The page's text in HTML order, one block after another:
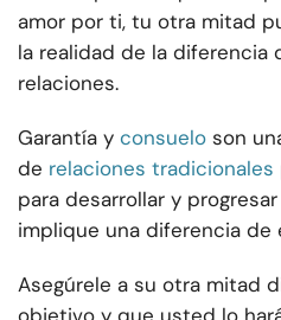
amor por ti, tu otra mitad
la realidad de la diferencia
relaciones.
Garantía y consuelo son
de relaciones tradicionales
para desarrollar y
implique una diferencia de
Asegúrele a su otra mitad